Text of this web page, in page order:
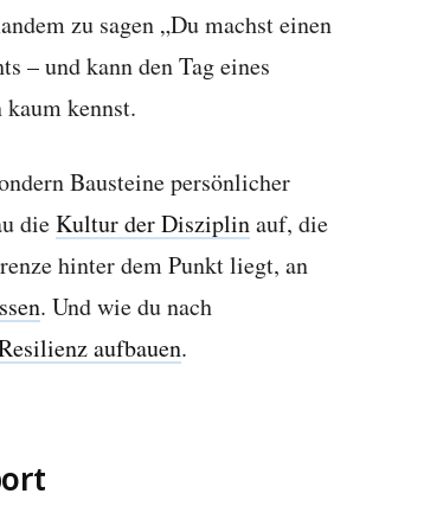
zu sagen „Du machst einen
– und kann den Tag eines
kaum kennst.
Bausteine persönlicher
dieKultur der Disziplinauf, die
hinter dem Punkt liegt, an
. Und wie du nach
aufbauen.